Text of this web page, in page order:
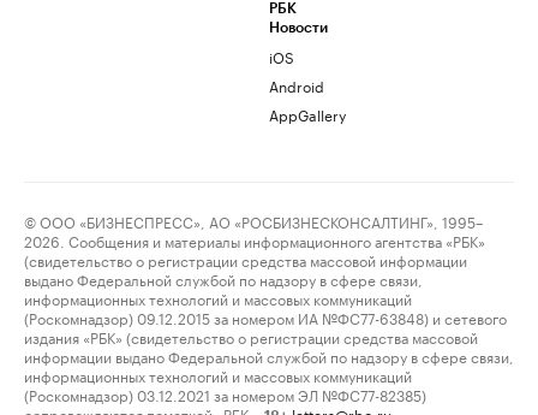
РБК
Новости
iOS
Android
AppGallery
© ООО «БИЗНЕСПРЕСС», АО «РОСБИЗНЕСКОНСАЛТИНГ», 1995–
2026. Сообщения и материалы информационного агентства «РБК»
(свидетельство о регистрации средства массовой информации
выдано Федеральной службой по надзору в сфере связи,
информационных технологий и массовых коммуникаций
(Роскомнадзор) 09.12.2015 за номером ИА №ФС77-63848) и сетевого
издания «РБК» (свидетельство о регистрации средства массовой
информации выдано Федеральной службой по надзору в сфере связи,
информационных технологий и массовых коммуникаций
(Роскомнадзор) 03.12.2021 за номером ЭЛ №ФС77-82385)